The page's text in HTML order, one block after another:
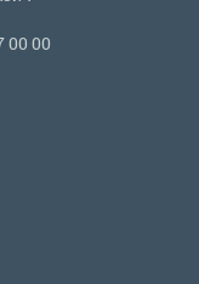
00 00